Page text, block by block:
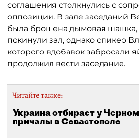
соглашения столкнулись с
оппозиции. В зале заседаний
была брошена дымовая шашка,
покинули зал, однако спикер
которого вдобавок забросали
продолжил вести заседание.
Читайте также:
Украина отбирает у
причалы в Севастополе